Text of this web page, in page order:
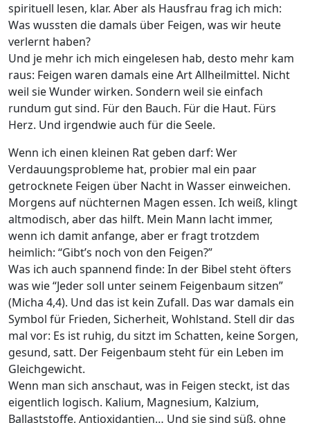
spirituell lesen, klar. Aber als Hausfrau frag ich mich:
Was wussten die damals über Feigen, was wir heute
verlernt haben?
Und je mehr ich mich eingelesen hab, desto mehr kam
raus: Feigen waren damals eine Art Allheilmittel. Nicht
weil sie Wunder wirken. Sondern weil sie einfach
rundum gut sind. Für den Bauch. Für die Haut. Fürs
Herz. Und irgendwie auch für die Seele.
Wenn ich einen kleinen Rat geben darf: Wer
Verdauungsprobleme hat, probier mal ein paar
getrocknete Feigen über Nacht in Wasser einweichen.
Morgens auf nüchternen Magen essen. Ich weiß, klingt
altmodisch, aber das hilft. Mein Mann lacht immer,
wenn ich damit anfange, aber er fragt trotzdem
heimlich: “Gibt’s noch von den Feigen?”
Was ich auch spannend finde: In der Bibel steht öfters
was wie “Jeder soll unter seinem Feigenbaum sitzen”
(Micha 4,4). Und das ist kein Zufall. Das war damals ein
Symbol für Frieden, Sicherheit, Wohlstand. Stell dir das
mal vor: Es ist ruhig, du sitzt im Schatten, keine Sorgen,
gesund, satt. Der Feigenbaum steht für ein Leben im
Gleichgewicht.
Wenn man sich anschaut, was in Feigen steckt, ist das
eigentlich logisch. Kalium, Magnesium, Kalzium,
Ballaststoffe, Antioxidantien… Und sie sind süß, ohne